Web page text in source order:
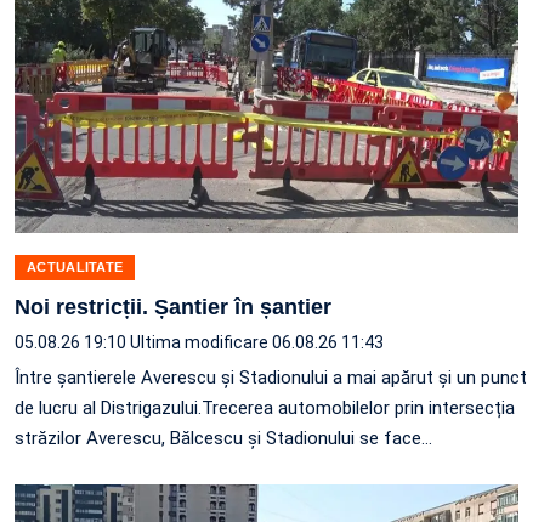
ACTUALITATE
Noi restricții. Șantier în șantier
05.08.26 19:10 Ultima modificare 06.08.26 11:43
Între șantierele Averescu și Stadionului a mai apărut și un punct
de lucru al Distrigazului.Trecerea automobilelor prin intersecția
străzilor Averescu, Bălcescu și Stadionului se face…